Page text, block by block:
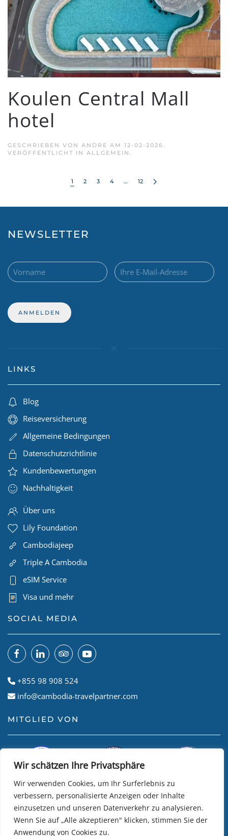
Wir schätzen Ihre Privatsphäre
Wir verwenden Cookies, um Ihr Surferlebnis zu
verbessern, personalisierte Anzeigen oder Inhalte
einzusetzen und unseren Datenverkehr zu analysieren.
Wenn Sie auf „Alle akzeptieren" klicken, stimmen Sie der
Anwendung von Cookies zu.
Koulen Central Mall
hotel
GESCHRIEBEN VON ANDRE AM 12-02-2026.
VERÖFFENTLICHT IN ALLGEMEIN.
1 2 3 4 … 12
NEWSLETTER
LINKS
Blog
Reiseversicherung
Allgemeine Bedingungen
Datenschutzrichtlinie
Kundenbewertungen
Nachhaltigkeit
Über uns
Lily Foundation
Cambodiajeep
Triple A Cambodia
eSIM Service
Visa und mehr
SOCIAL MEDIA
+855 98 908 524
info@cambodia-travelpartner.com
MITGLIED VON